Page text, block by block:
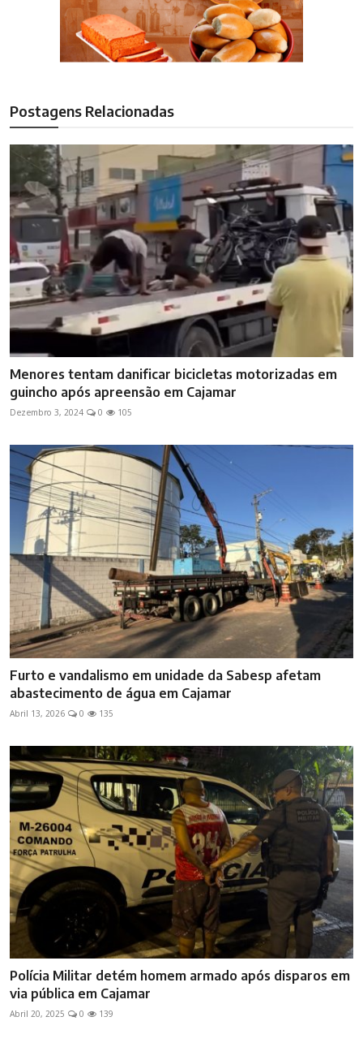
Postagens Relacionadas
Menores tentam danificar bicicletas motorizadas em
guincho após apreensão em Cajamar
Dezembro 3, 2024 0 105
Furto e vandalismo em unidade da Sabesp afetam
abastecimento de água em Cajamar
Abril 13, 2026 0 135
Polícia Militar detém homem armado após disparos em
via pública em Cajamar
Abril 20, 2025 0 139